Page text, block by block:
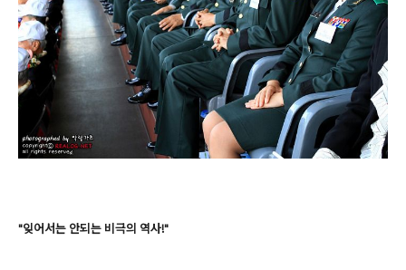
"잊어서는 안되는 비극의 역사!"